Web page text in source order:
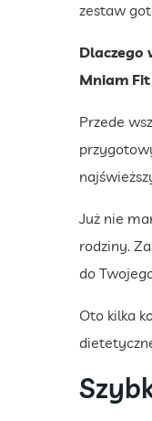
zestaw
Dlaczego
Mniam
Przede
Już nie
rodziny.
do
Oto kilka